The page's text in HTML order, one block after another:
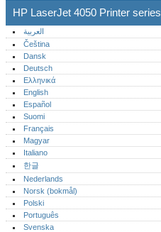
HP LaserJet 4050 Printer series
العربية
Čeština
Dansk
Deutsch
Ελληνικά
English
Español
Suomi
Français
Magyar
Italiano
한글
Nederlands
Norsk (bokmål)‎
Polski
Português‎
Svenska